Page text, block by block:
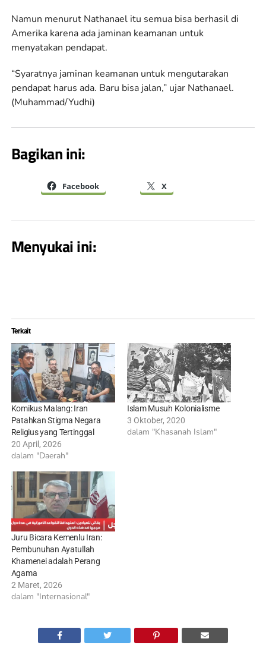
Namun menurut Nathanael itu semua bisa berhasil di
Amerika karena ada jaminan keamanan untuk
menyatakan pendapat.
“Syaratnya jaminan keamanan untuk mengutarakan
pendapat harus ada. Baru bisa jalan,” ujar Nathanael.
(Muhammad/Yudhi)
Bagikan ini:
Facebook X
Menyukai ini:
Terkait
Komikus Malang: Iran
Patahkan Stigma Negara
Religius yang Tertinggal
20 April, 2026
dalam "Daerah"
Islam Musuh Kolonialisme
3 Oktober, 2020
dalam "Khasanah Islam"
Juru Bicara Kemenlu Iran:
Pembunuhan Ayatullah
Khamenei adalah Perang
Agama
2 Maret, 2026
dalam "Internasional"